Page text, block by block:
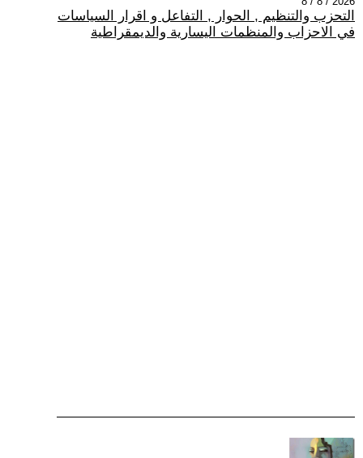
التحزب والتنظيم , الحوار , التفاعل و اقرار السياسات
في الاحزاب والمنظمات اليسارية والديمقراطية